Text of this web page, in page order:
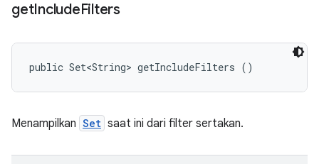
getIncludeFilters
public Set<String> getIncludeFilters ()
Menampilkan Set saat ini dari filter sertakan.